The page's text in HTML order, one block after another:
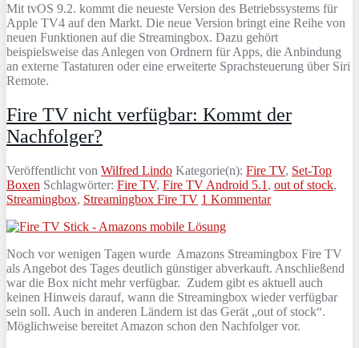
Mit tvOS 9.2. kommt die neueste Version des Betriebssystems für
Apple TV4 auf den Markt. Die neue Version bringt eine Reihe von
neuen Funktionen auf die Streamingbox. Dazu gehört
beispielsweise das Anlegen von Ordnern für Apps, die Anbindung
an externe Tastaturen oder eine erweiterte Sprachsteuerung über Siri
Remote.
Fire TV nicht verfügbar: Kommt der
Nachfolger?
Veröffentlicht von Wilfred Lindo Kategorie(n): Fire TV, Set-Top
Boxen Schlagwörter: Fire TV, Fire TV Android 5.1 , out of stock,
Streamingbox, Streamingbox Fire TV 1 Kommentar
Noch vor wenigen Tagen wurde Amazons Streamingbox Fire TV
als Angebot des Tages deutlich günstiger abverkauft. Anschließend
war die Box nicht mehr verfügbar. Zudem gibt es aktuell auch
keinen Hinweis darauf, wann die Streamingbox wieder verfügbar
sein soll. Auch in anderen Ländern ist das Gerät „out of stock“.
Möglichweise bereitet Amazon schon den Nachfolger vor.